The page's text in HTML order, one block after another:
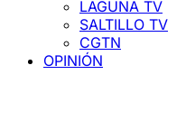
LAGUNA TV
SALTILLO TV
CGTN
OPINIÓN